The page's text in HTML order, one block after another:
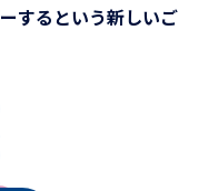
するという新しいご